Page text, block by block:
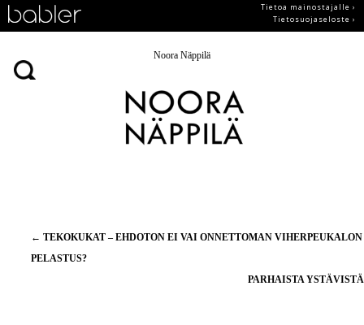
Tietoa mainostajalle ›
Tietosuojaseloste ›
Noora Näppilä
Artikkelien
selaus
← TEKOKUKAT – EHDOTON EI VAI ONNETTOMAN VIHERPEUKALON
PELASTUS?
PARHAISTA